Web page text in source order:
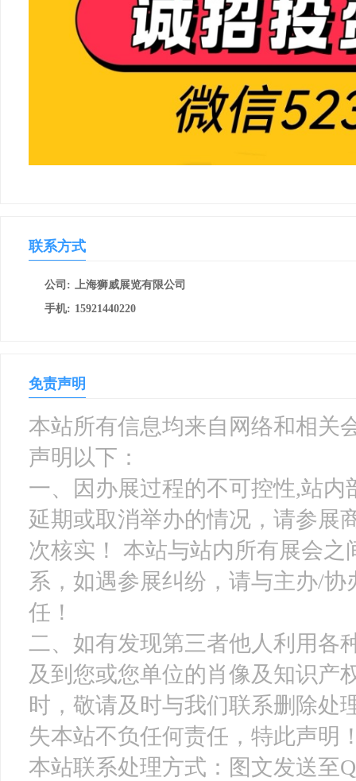
联系方式
公司: 上海狮威展览有限公司
手机: 15921440220
免责声明
本站所有信息均来自网络和相关
声明以下：
一、因办展过程的不可控性,站
延期或取消举办的情况，请参展
次核实！ 本站与站内所有展会
系，如遇参展纠纷，请与主办/
任！
二、如有发现第三者他人利用各
及到您或您单位的肖像及知识产
时，敬请及时与我们联系删除处
失本站不负任何责任，特此声明
本站联系处理方式：图文发送至